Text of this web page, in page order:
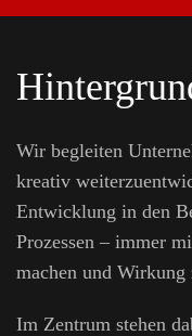
Wir begleiten
kreativ
Entwicklung in den
Prozessen – immer
machen und Wirkung
Im Zentrum stehen